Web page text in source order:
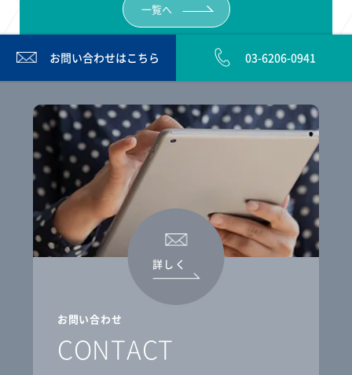
一覧へ
お問い合わせはこちら 03-6206-0941
お問い合わせ
CONTACT
詳しく